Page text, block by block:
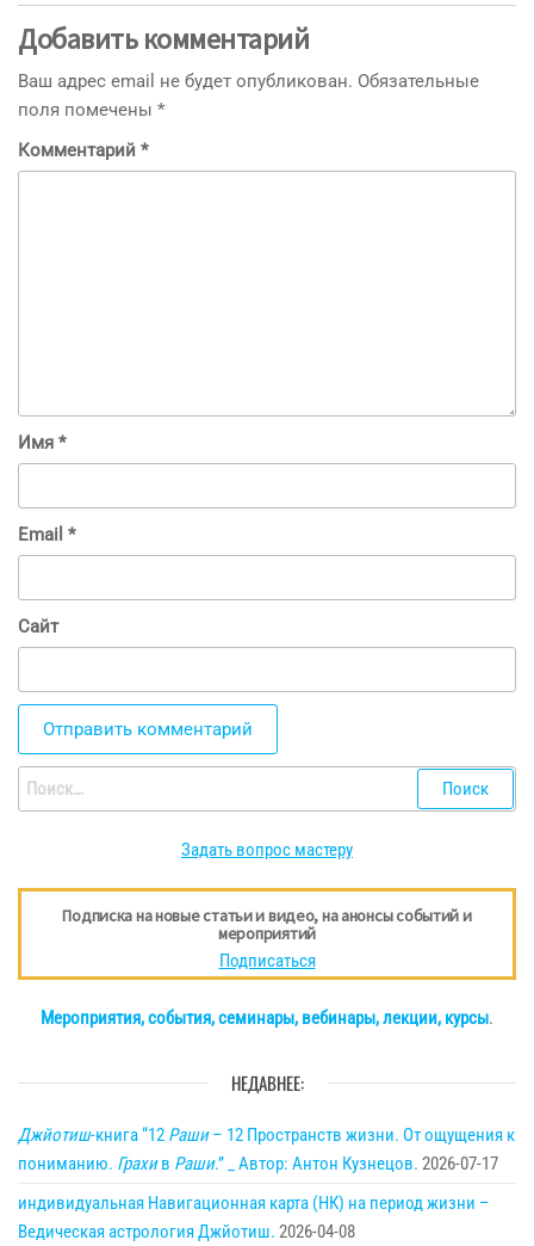
Добавить комментарий
Ваш адрес email не будет опубликован. Обязательные
поля помечены *
Комментарий *
Имя *
Email *
Сайт
Найти:
Задать вопрос мастеру
Подписка на новые статьи и видео, на анонсы событий и
мероприятий
Подписаться
Мероприятия, события, семинары, вебинары, лекции, курсы.
НЕДАВНЕЕ:
Джйотиш-книга “12 Раши– 12 Пространств жизни. От ощущения к
пониманию. Грахив Раши.” _ Автор: Антон Кузнецов. 2026-07-17
индивидуальная Навигационная карта (НК) на период жизни –
Ведическая астрология Джйотиш. 2026-04-08